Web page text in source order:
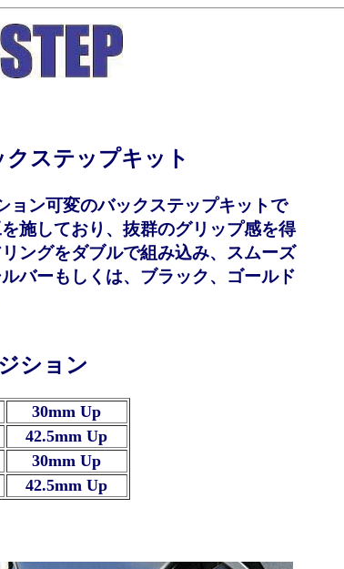
クステップキット
ョン可変のバックステップキットで
施しており、抜群のグリップ感を得
ングをダブルで組み込み、スムーズ
バーもしくは、ブラック、ゴールド
ション
30mm Up
42.5mm Up
30mm Up
42.5mm Up